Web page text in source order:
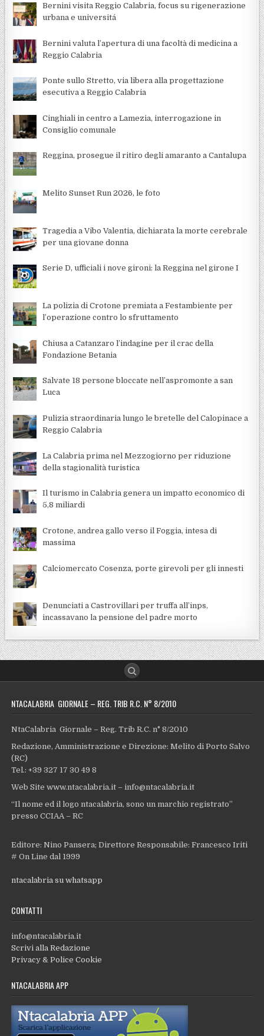
Bernini visita Reggio Calabria, focus su rigenerazione
urbana e universitá
Bernini valuta l’apertura di una facoltà di medicina a
Reggio Calabria
Ponte sullo Stretto, via libera alla progettazione
esecutiva a Reggio Calabria
Cinghiali in centro a Lamezia, interrogazione in
Consiglio comunale
Reggina, prosegue il ritiro degli amaranto a Cantalupa
Melito Sunset Run 2026, le foto
Tragedia a Vibo Valentia, dichiarata la morte cerebrale
per una giovane donna
Serie D, ufficiali i nove gironi: la Reggina nel girone I
La polizia di Crotone premiata a Festambiente per
l’operazione contro lo sfruttamento
Chiusa a Catanzaro l’indagine per il crac della
Fondazione Betania
Salvate 18 persone bloccate nell’aspromonte a san
Luca
Pulizia straordinaria lungo le bretelle del Calopinace a
Reggio Calabria
La Calabria prima nel Mezzogiorno per riduzione
della stagionalità turistica
Il turismo in Calabria genera un impatto economico di
5,8 miliardi
Crotone, andrea gallo verso il Foggia, intesa di
massima
Calciomercato Cosenza, porte girevoli per gli innesti
Denunciati a Castrovillari per truffa all’inps,
incassavano la pensione del padre morto
NTACALABRIA GIORNALE – REG. TRIB R.C. N° 8/2010
NtaCalabria Giornale – Reg. Trib R.C. n° 8/2010
Redazione, Amministrazione e Direzione: Melito di Porto Salvo
(RC)
Tel.: +39 327 17 30 49 8
Web Site www.ntacalabria.it – info@ntacalabria.it
“Il nome ed il logo ntacalabria, sono un marchio registrato”
presso CCIAA – RC
Editore: Nino Pansera; Direttore Responsabile: Francesco Iriti
# On Line dal 1999
ntacalabria su whatsapp
CONTATTI
info@ntacalabria.it
Scrivi alla Redazione
Privacy & Police Cookie
NTACALABRIA APP